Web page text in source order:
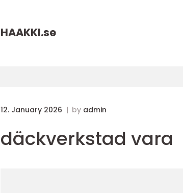
HAAKKI.se
12. January 2026 by admin
däckverkstad vara